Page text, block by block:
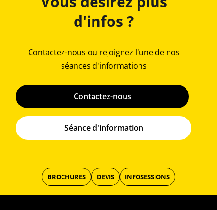
d'infos ?
Contactez-nous ou rejoignez l'une de nos
séances d'informations
Contactez-nous
Séance d'information
BROCHURES DEVIS INFOSESSIONS